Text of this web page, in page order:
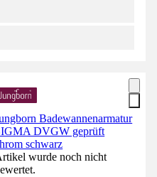
Badewannenarmatur
DVGW geprüft
schwarz
wurde noch nicht